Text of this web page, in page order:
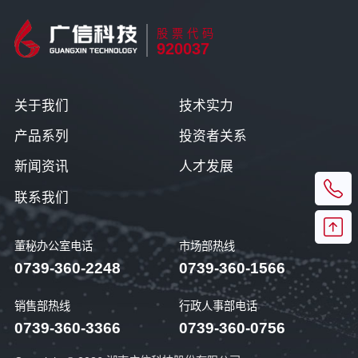
股票代码
920037
董秘办公室电话
0739-360-2248
市场部热线
0739-360-1566
销售部热线
0739-360-3366
行政人事部电话
0739-360-0756
关于我们 技术实力
产品系列 投资者关系
新闻资讯 人才发展
联系我们